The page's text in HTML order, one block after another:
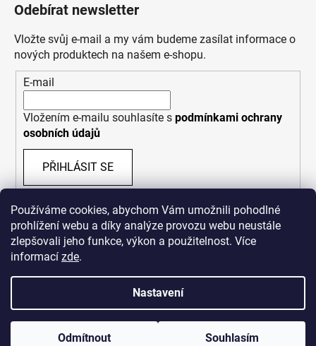
Používáme cookies, abychom Vám umožnili pohodlné
prohlížení webu a díky analýze provozu webu neustále
zlepšovali jeho funkce, výkon a použitelnost. Více
informací zde.
Nastavení
Odmítnout Souhlasím
Odebírat newsletter
Vložte svůj e-mail a my vám budeme zasílat informace o
nových produktech na našem e-shopu.
E-mail
Vložením e-mailu souhlasíte s podmínkami ochrany
osobních údajů
PŘIHLÁSIT SE
Vytvořil Shoptet
Copyright 2026
. Všechna práva